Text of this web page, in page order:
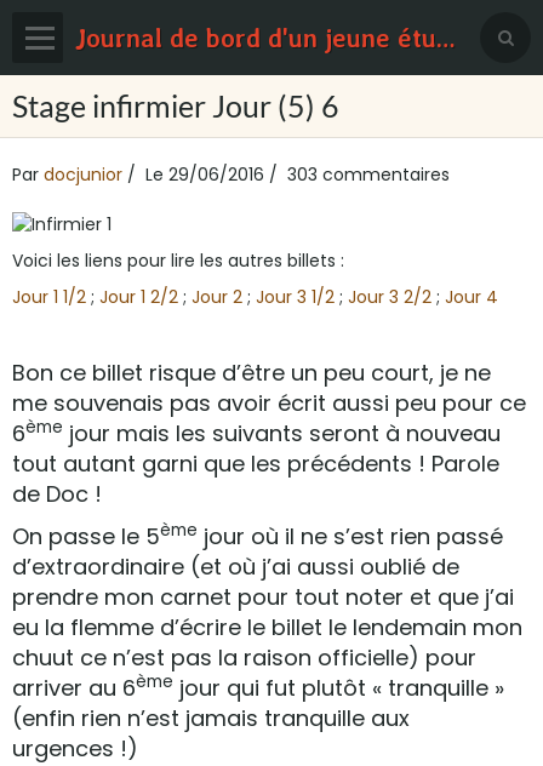
Journal de bord d'un jeune étudiant en médecine
Page d'accueil
Sondages
Stage infirmier Jour (5) 6
Par docjunior Le 29/06/2016 303 commentaires
Voici les liens pour lire les autres billets :
Jour 1 1/2 ; Jour 1 2/2 ; Jour 2 ; Jour 3 1/2 ; Jour 3 2/2 ; Jour 4
Bon ce billet risque d’être un peu court, je ne
me souvenais pas avoir écrit aussi peu pour ce
6ème jour mais les suivants seront à nouveau
tout autant garni que les précédents ! Parole
de Doc !
On passe le 5ème jour où il ne s’est rien passé
d’extraordinaire (et où j’ai aussi oublié de
prendre mon carnet pour tout noter et que j’ai
eu la flemme d’écrire le billet le lendemain mon
chuut ce n’est pas la raison officielle) pour
arriver au 6ème jour qui fut plutôt « tranquille »
(enfin rien n’est jamais tranquille aux
urgences !)